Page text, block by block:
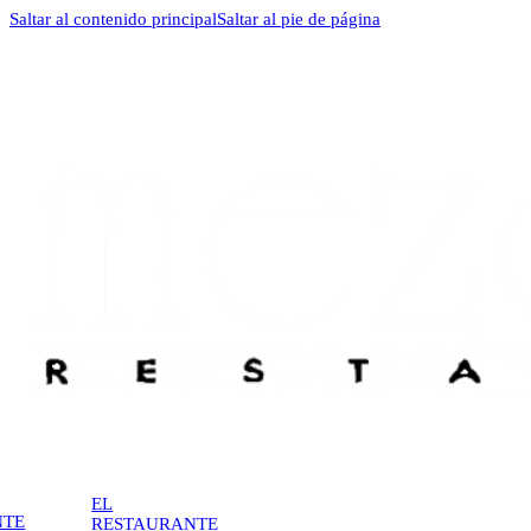
Saltar al contenido principalSaltar al pie de página
EL
RESTAURANTE